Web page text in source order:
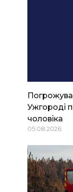
Ужгороді
чоловіка
05.08.2026